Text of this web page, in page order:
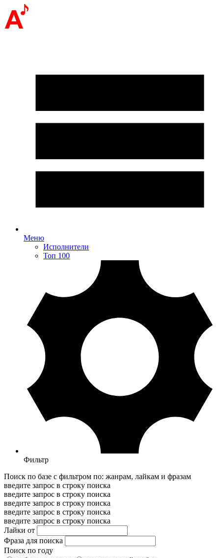
Меню
Исполнители
Топ 100
Фильтр
Поиск по базе с фильтром по: жанрам, лайкам и фразам
введите запрос в строку поиска
введите запрос в строку поиска
введите запрос в строку поиска
введите запрос в строку поиска
введите запрос в строку поиска
Лайки от
Фраза для поиска
Поиск по году